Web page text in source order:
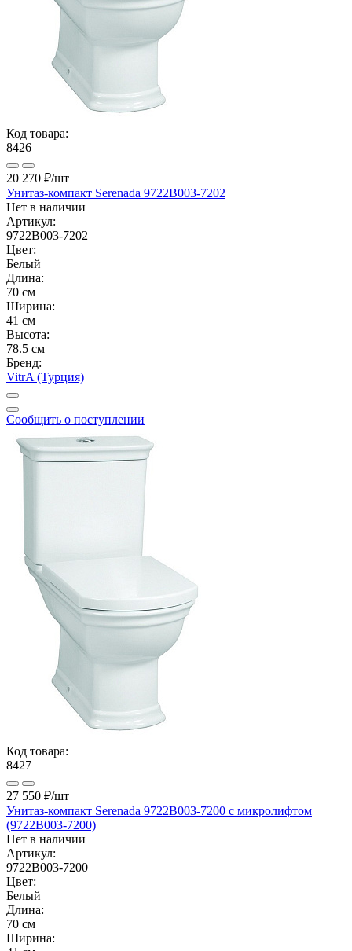
Код товара:
8426
20 270 ₽/шт
Унитаз-компакт Serenada 9722B003-7202
Нет в наличии
Артикул:
9722B003-7202
Цвет:
Белый
Длина:
70 см
Ширина:
41 см
Высота:
78.5 см
Бренд:
VitrA (Турция)
Сообщить о поступлении
Код товара:
8427
27 550 ₽/шт
Унитаз-компакт Serenada 9722B003-7200 с микролифтом
(9722B003-7200)
Нет в наличии
Артикул:
9722B003-7200
Цвет:
Белый
Длина:
70 см
Ширина: